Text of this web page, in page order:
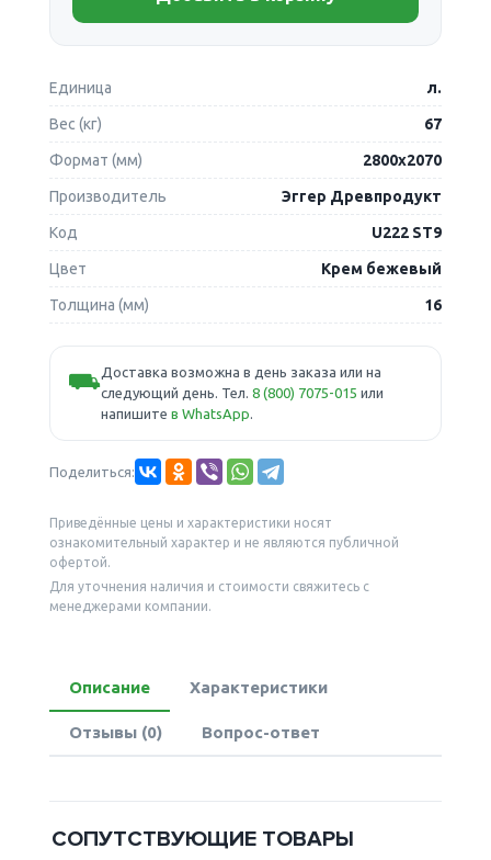
Единица л.
Вес (кг) 67
Формат (мм) 2800х2070
Производитель Эггер Древпродукт
Код U222 ST9
Цвет Крем бежевый
Толщина (мм) 16
⛟Доставка возможна в день заказа или на
следующий день. Тел. 8 (800) 7075-015 или
напишите в WhatsApp.
Поделиться:
Приведённые цены и характеристики носят
ознакомительный характер и не являются публичной
офертой.
Для уточнения наличия и стоимости свяжитесь с
менеджерами компании.
Описание Характеристики
Отзывы (0) Вопрос-ответ
СОПУТСТВУЮЩИЕ ТОВАРЫ